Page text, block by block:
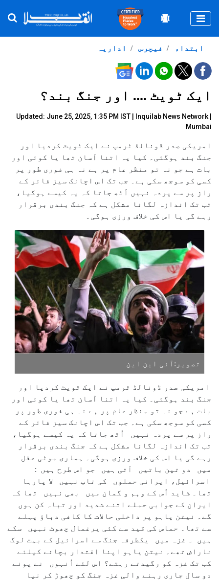
اداریہ فیچرس ابتداء
ایک ٹویٹ .... اور جنگ بند؟
Updated: June 25, 2025, 1:35 PM IST |
Inquilab News Network |
Mumbai
امریکی صدر ڈونالڈ ٹرمپ نے ایک ٹویٹ کردیا اور
جنگ بند ہوگئی۔ کیا یہ اتنا آسان تھا یا کوئی اور
بات ہے جو نہ تو منظر عام پر ہے نہ ہی فوری طور پر
کسی کو سوجھ سکی ہے۔ جب تک اس اچانک سیز فائر کے
راز پر سے پردہ نہیں اُٹھ جاتا کہ یہ کیسے ہوگیا،
تب تک اندازہ لگانا مشکل ہے کہ جنگ بندی برقرار
رہے گی یا اس کی خلاف ورزی ہوگی۔
تصویر:آئی این این
امریکی صدر ڈونالڈ ٹرمپ نے ایک ٹویٹ کردیا اور
جنگ بند ہوگئی۔ کیا یہ اتنا آسان تھا یا کوئی اور
بات ہے جو نہ تو منظر عام پر ہے نہ ہی فوری طور پر
کسی کو سوجھ سکی ہے۔ جب تک اس اچانک سیز فائر کے
راز پر سے پردہ نہیں اُٹھ جاتا کہ یہ کیسے ہوگیا،
تب تک اندازہ لگانا مشکل ہے کہ جنگ بندی برقرار
رہے گی یا اس کی خلاف ورزی ہوگی۔ ہماری موٹی عقل
میں دو تین باتیں آتی ہیں جو اس طرح ہیں :
اسرائیل، ایرانی حملوں کی تاب نہیں لا پارہا
تھا۔ شاید اُس کے وہم و گمان میں بھی نہیں تھا کہ
ایران کے جوابی حملے اتنے شدید اور تباہ کن ہوں
گے۔ نیتن یاہو پر داخلی حالات کا کافی دباؤ پہلے
سے تھا۔ حماس کی قید سے کئی یرغمال چھوٹ نہیں سکے
ہیں ۔ غزہ میں یکطرفہ جنگ سے اسرائیل کے بہت لوگ
ناراض تھے۔ نیتن یاہو اپنا اقتدار بچانے کیلئے
کب تک غزہ کو رگیدتے رہتے؟ اس لئے اُنہوں نے پونے
دو سال جاری رہنے والی غزہ جنگ کو چھوڑ کر نیا